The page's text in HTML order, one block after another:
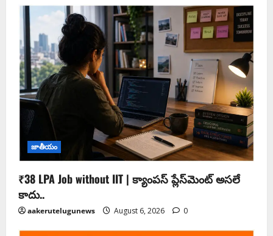
జాతీయం
₹38 LPA Job without IIT | క్యాంపస్ ప్లేస్‌మెంట్ అసలే
కాదు..
aakerutelugunews August 6, 2026 0